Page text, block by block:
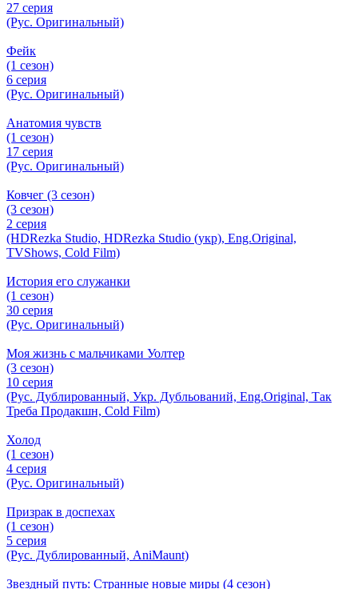
27 серия
(Рус. Оригинальный)
Фейк
(1 сезон)
6 серия
(Рус. Оригинальный)
Анатомия чувств
(1 сезон)
17 серия
(Рус. Оригинальный)
Ковчег (3 сезон)
(3 сезон)
2 серия
(HDRezka Studio, HDRezka Studio (укр), Eng.Original,
TVShows, Cold Film)
История его служанки
(1 сезон)
30 серия
(Рус. Оригинальный)
Моя жизнь с мальчиками Уолтер
(3 сезон)
10 серия
(Рус. Дублированный, Укр. Дубльований, Eng.Original, Так
Треба Продакшн, Cold Film)
Холод
(1 сезон)
4 серия
(Рус. Оригинальный)
Призрак в доспехах
(1 сезон)
5 серия
(Рус. Дублированный, AniMaunt)
Звездный путь: Странные новые миры (4 сезон)